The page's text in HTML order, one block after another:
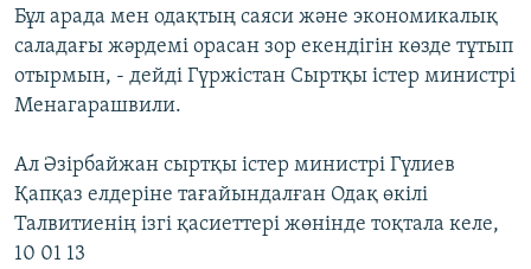
Бұл арада мен одақтың саяси және экономикалық
саладағы жәрдемі орасан зор екендігін көзде тұтып
отырмын, - дейді Гүржістан Сыртқы істер министрі
Менагарашвили.
Ал Әзірбайжан сыртқы істер министрі Гүлиев
Қапқаз елдеріне тағайындалған Одақ өкілі
Талвитиенің ізгі қасиеттері жөнінде тоқтала келе,
10 01 13